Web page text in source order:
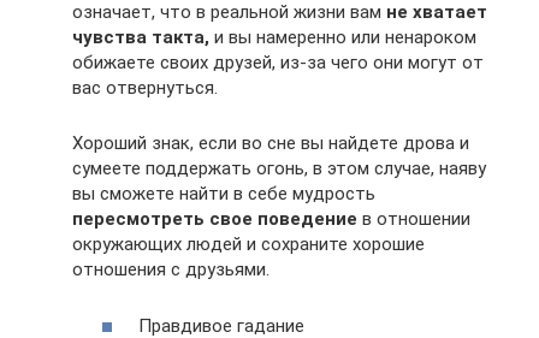
означает, что в реальной жизни вам не хватает
чувства такта, и вы намеренно или ненароком
обижаете своих друзей, из-за чего они могут от
вас отвернуться.
Хороший знак, если во сне вы найдете дрова и
сумеете поддержать огонь, в этом случае, наяву
вы сможете найти в себе мудрость
пересмотреть свое поведение в отношении
окружающих людей и сохраните хорошие
отношения с друзьями.
Правдивое гадание